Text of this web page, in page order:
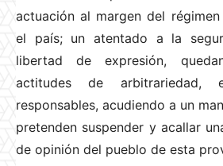
actuación al margen del
el país; un atentado a la
libertad de expresión,
actitudes de
responsables, acudiendo a un
pretenden suspender y acallar
de opinión del pueblo de esta